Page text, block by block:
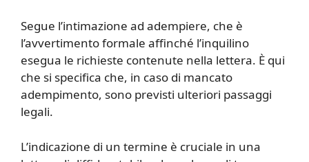
Segue l’intimazione ad adempiere, che è
l’avvertimento formale affinché l’inquilino
esegua le richieste contenute nella lettera. È qui
che si specifica che, in caso di mancato
adempimento, sono previsti ulteriori passaggi
legali.
L’indicazione di un termine è cruciale in una